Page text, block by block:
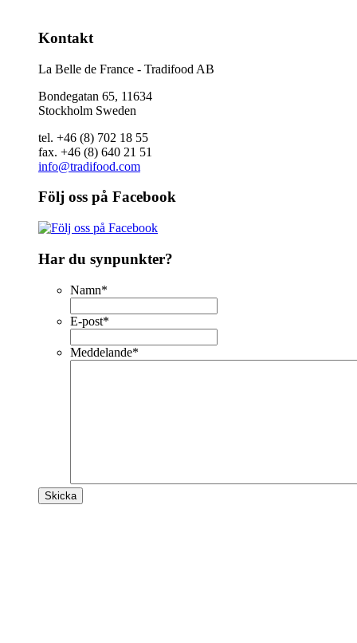
Kontakt
La Belle de France - Tradifood AB
Bondegatan 65, 11634
Stockholm Sweden
tel. +46 (8) 702 18 55
fax. +46 (8) 640 21 51
info@tradifood.com
Följ oss på Facebook
Har du synpunkter?
Namn*
E-post*
Meddelande*